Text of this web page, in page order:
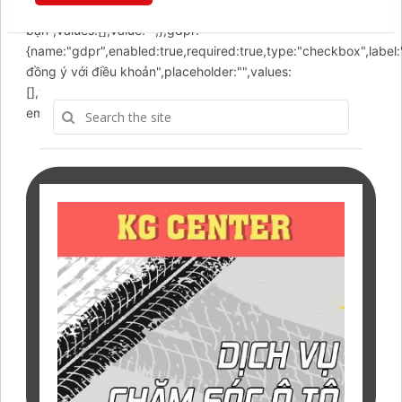
điện thoại",placeholder:"Nhập số điện thoại của
bạn",values:[],value:"",},gdpr:
đồng ý với điều khoản",placeholder:"",values:
[],value:"1",},}},email:{id:'email',header:{content:"Write a
email to us!",layout:"text",},icon:'